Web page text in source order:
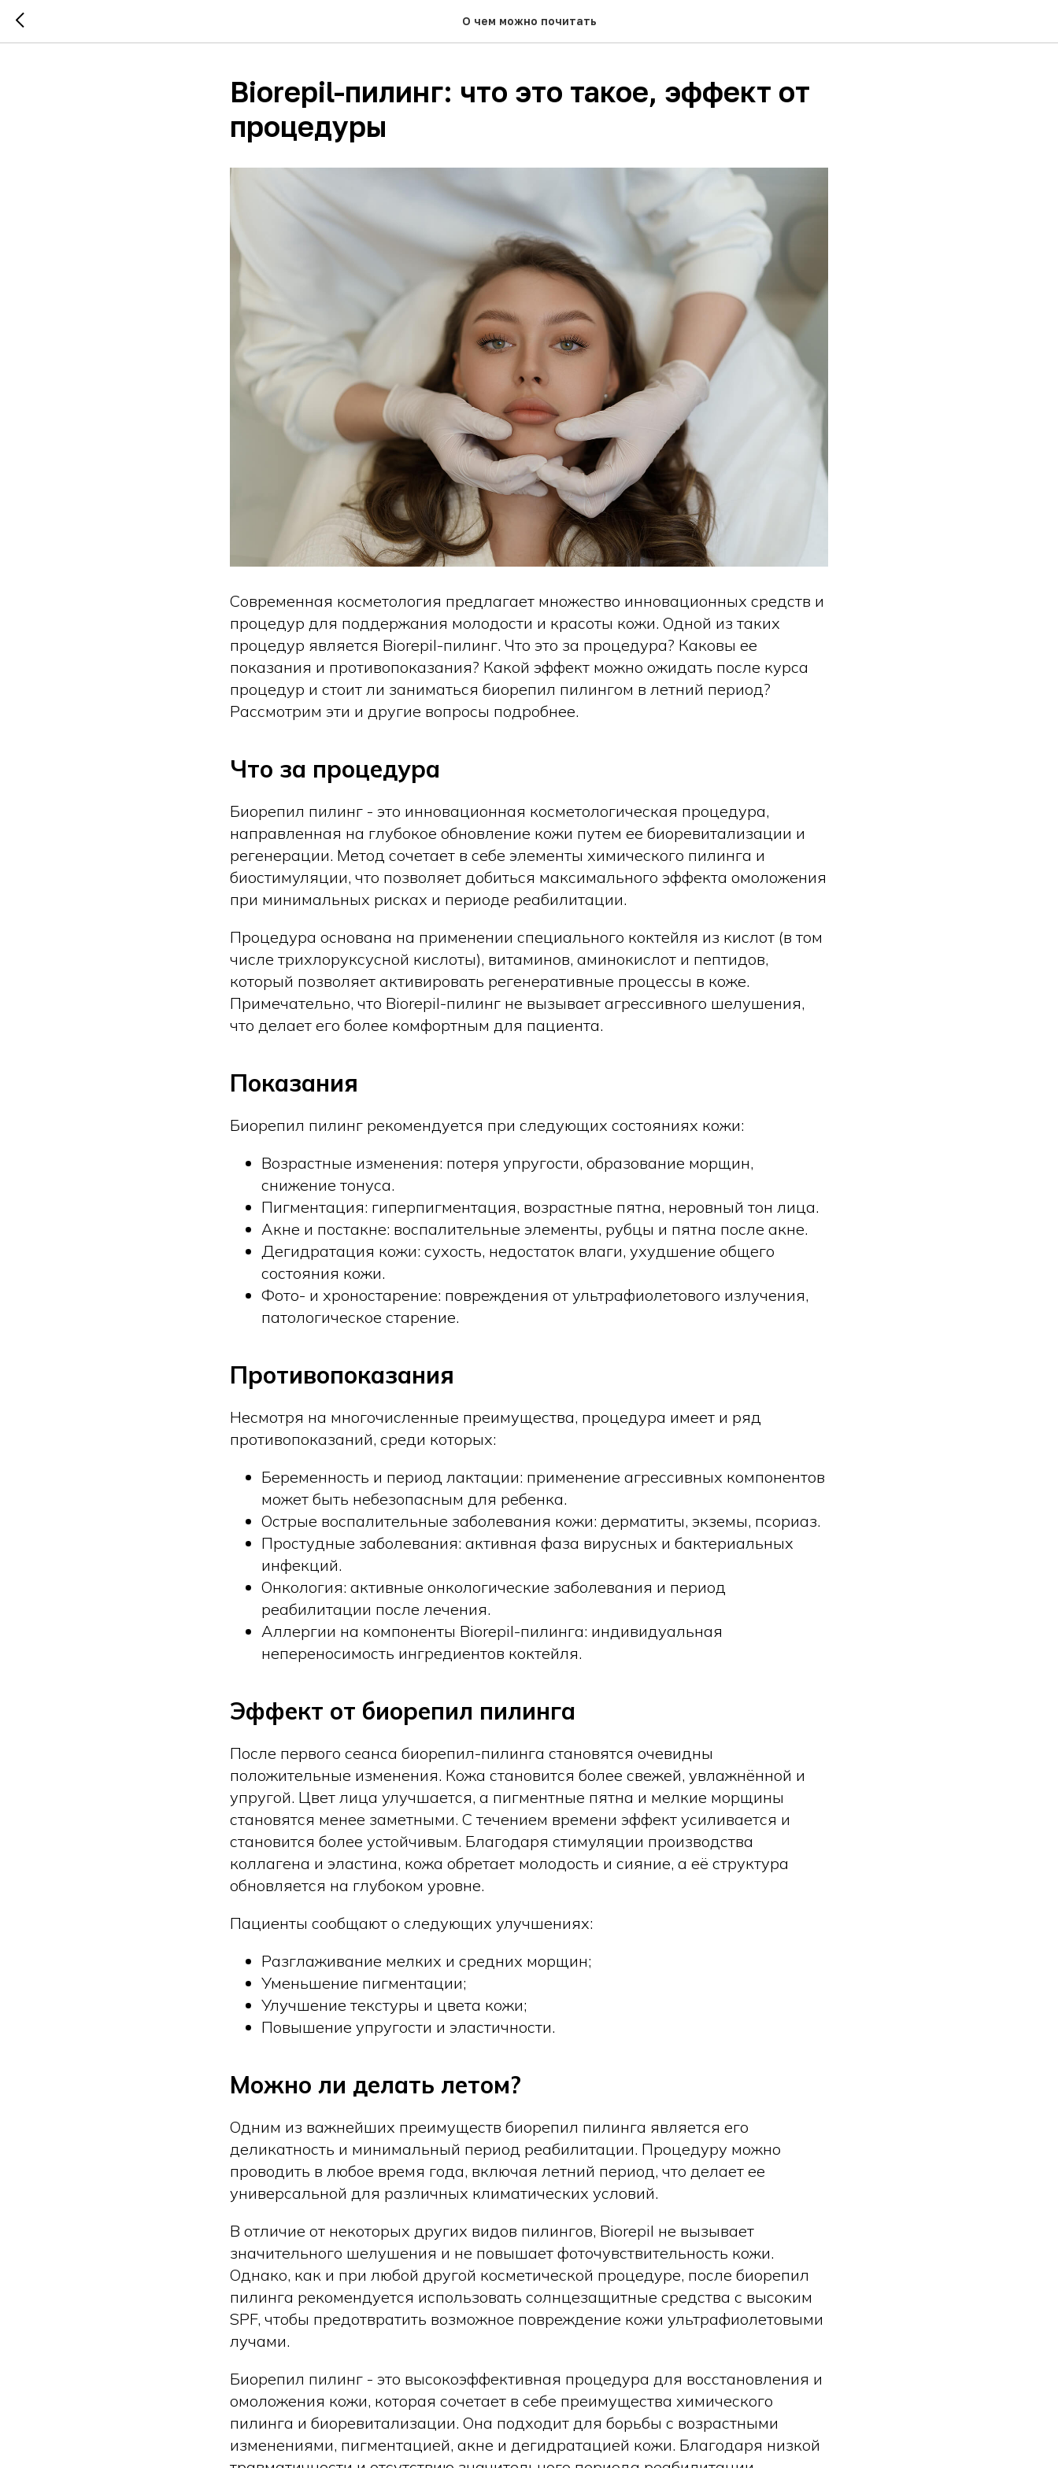
О чем можно почитать
Biorepil-пилинг: что это такое, эффект от
процедуры
Современная косметология предлагает множество инновационных средств и
процедур для поддержания молодости и красоты кожи. Одной из таких
процедур является Biorepil-пилинг. Что это за процедура? Каковы ее
показания и противопоказания? Какой эффект можно ожидать после курса
процедур и стоит ли заниматься биорепил пилингом в летний период?
Рассмотрим эти и другие вопросы подробнее.
Что за процедура
Биорепил пилинг - это инновационная косметологическая процедура,
направленная на глубокое обновление кожи путем ее биоревитализации и
регенерации. Метод сочетает в себе элементы химического пилинга и
биостимуляции, что позволяет добиться максимального эффекта омоложения
при минимальных рисках и периоде реабилитации.
Процедура основана на применении специального коктейля из кислот (в том
числе трихлоруксусной кислоты), витаминов, аминокислот и пептидов,
который позволяет активировать регенеративные процессы в коже.
Примечательно, что Biorepil-пилинг не вызывает агрессивного шелушения,
что делает его более комфортным для пациента.
Показания
Биорепил пилинг рекомендуется при следующих состояниях кожи:
Возрастные изменения: потеря упругости, образование морщин,
снижение тонуса.
Пигментация: гиперпигментация, возрастные пятна, неровный тон лица.
Акне и постакне: воспалительные элементы, рубцы и пятна после акне.
Дегидратация кожи: сухость, недостаток влаги, ухудшение общего
состояния кожи.
Фото- и хроностарение: повреждения от ультрафиолетового излучения,
патологическое старение.
Противопоказания
Несмотря на многочисленные преимущества, процедура имеет и ряд
противопоказаний, среди которых:
Беременность и период лактации: применение агрессивных компонентов
может быть небезопасным для ребенка.
Острые воспалительные заболевания кожи: дерматиты, экземы, псориаз.
Простудные заболевания: активная фаза вирусных и бактериальных
инфекций.
Онкология: активные онкологические заболевания и период
реабилитации после лечения.
Аллергии на компоненты Biorepil-пилинга: индивидуальная
непереносимость ингредиентов коктейля.
Эффект от биорепил пилинга
После первого сеанса биорепил-пилинга становятся очевидны
положительные изменения. Кожа становится более свежей, увлажнённой и
упругой. Цвет лица улучшается, а пигментные пятна и мелкие морщины
становятся менее заметными. С течением времени эффект усиливается и
становится более устойчивым. Благодаря стимуляции производства
коллагена и эластина, кожа обретает молодость и сияние, а её структура
обновляется на глубоком уровне.
Пациенты сообщают о следующих улучшениях:
Разглаживание мелких и средних морщин;
Уменьшение пигментации;
Улучшение текстуры и цвета кожи;
Повышение упругости и эластичности.
Можно ли делать летом?
Одним из важнейших преимуществ биорепил пилинга является его
деликатность и минимальный период реабилитации. Процедуру можно
проводить в любое время года, включая летний период, что делает ее
универсальной для различных климатических условий.
В отличие от некоторых других видов пилингов, Biorepil не вызывает
значительного шелушения и не повышает фоточувствительность кожи.
Однако, как и при любой другой косметической процедуре, после биорепил
пилинга рекомендуется использовать солнцезащитные средства с высоким
SPF, чтобы предотвратить возможное повреждение кожи ультрафиолетовыми
лучами.
Биорепил пилинг - это высокоэффективная процедура для восстановления и
омоложения кожи, которая сочетает в себе преимущества химического
пилинга и биоревитализации. Она подходит для борьбы с возрастными
изменениями, пигментацией, акне и дегидратацией кожи. Благодаря низкой